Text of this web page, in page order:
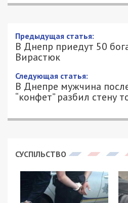
Предыдущая статья:
В Днепр приедут 50
Вирастюк
Следующая статья:
В Днепре мужчина
“конфет” разбил стену
СУСПІЛЬСТВО